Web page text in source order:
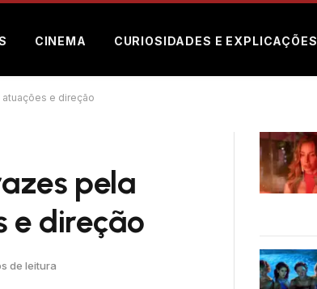
CINEMA CURIOSIDADES E EXPLICAÇÕES
e direção
pela
e direção
de leitura